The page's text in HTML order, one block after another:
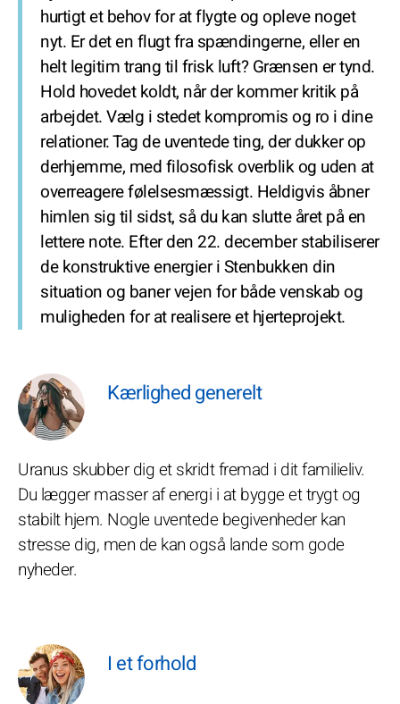
hurtigt et behov for at flygte og opleve noget
nyt. Er det en flugt fra spændingerne, eller en
helt legitim trang til frisk luft? Grænsen er tynd.
Hold hovedet koldt, når der kommer kritik på
arbejdet. Vælg i stedet kompromis og ro i dine
relationer. Tag de uventede ting, der dukker op
derhjemme, med filosofisk overblik og uden at
overreagere følelsesmæssigt. Heldigvis åbner
himlen sig til sidst, så du kan slutte året på en
lettere note. Efter den 22. december stabiliserer
de konstruktive energier i Stenbukken din
situation og baner vejen for både venskab og
muligheden for at realisere et hjerteprojekt.
Kærlighed generelt
Uranus skubber dig et skridt fremad i dit familieliv.
Du lægger masser af energi i at bygge et trygt og
stabilt hjem. Nogle uventede begivenheder kan
stresse dig, men de kan også lande som gode
nyheder.
I et forhold